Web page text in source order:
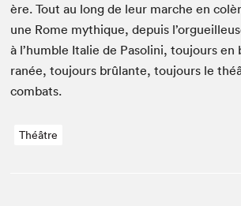
ère. Tout au long de leur marche en
une Rome mythique, depuis
à l’humble Ital­ie de Pasoli­ni, tou­jours
ranée, tou­jours brûlante, tou­jours le
combats.
Théâtre